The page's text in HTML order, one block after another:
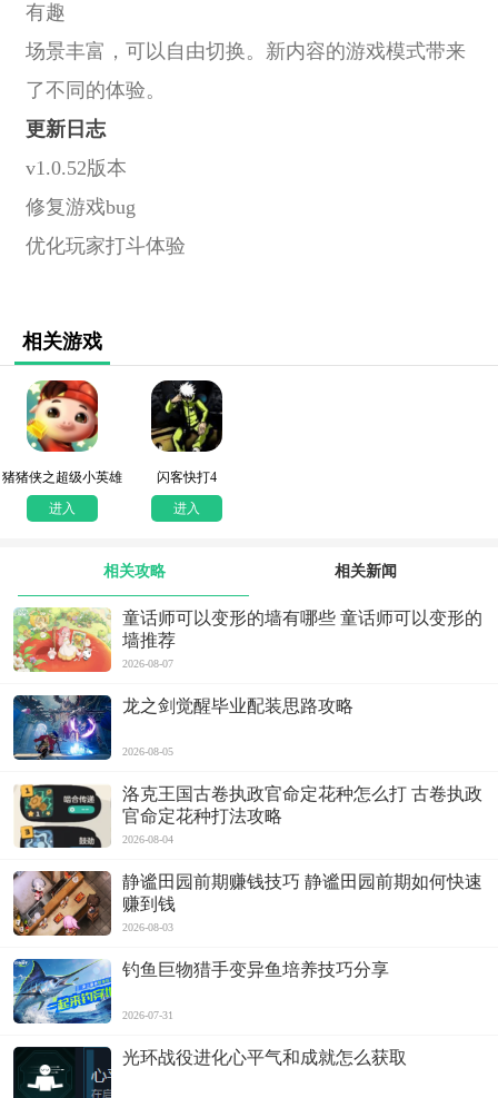
有趣
场景丰富，可以自由切换。新内容的游戏模式带来
了不同的体验。
更新日志
v1.0.52版本
修复游戏bug
优化玩家打斗体验
相关游戏
猪猪侠之超级小英雄
进入
闪客快打4
进入
相关攻略 相关新闻
童话师可以变形的墙有哪些 童话师可以变形的
墙推荐
2026-08-07
龙之剑觉醒毕业配装思路攻略
2026-08-05
洛克王国古卷执政官命定花种怎么打 古卷执政
官命定花种打法攻略
2026-08-04
静谧田园前期赚钱技巧 静谧田园前期如何快速
赚到钱
2026-08-03
钓鱼巨物猎手变异鱼培养技巧分享
2026-07-31
光环战役进化心平气和成就怎么获取